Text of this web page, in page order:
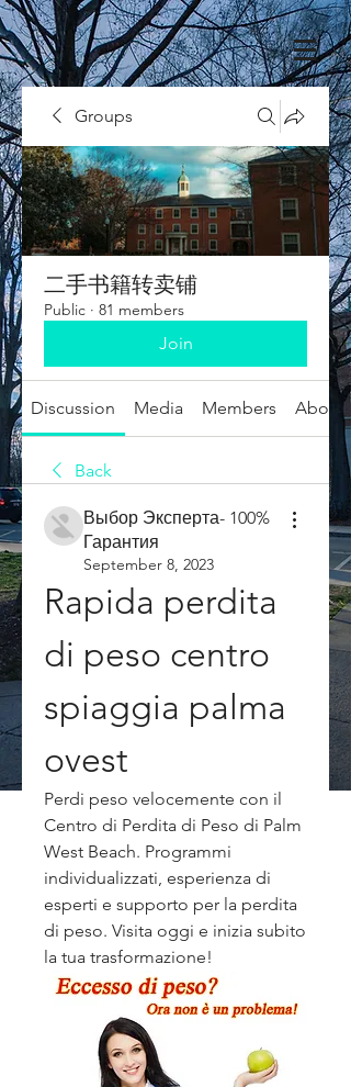
Groups
二手书籍转卖铺
Public · 81 members
Join
Discussion Media Members About
Back
Выбор Эксперта- 100%
Гарантия
September 8, 2023
Rapida perdita
di peso centro
spiaggia palma
ovest
Perdi peso velocemente con il
Centro di Perdita di Peso di Palm
West Beach. Programmi
individualizzati, esperienza di
esperti e supporto per la perdita
di peso. Visita oggi e inizia subito
la tua trasformazione!